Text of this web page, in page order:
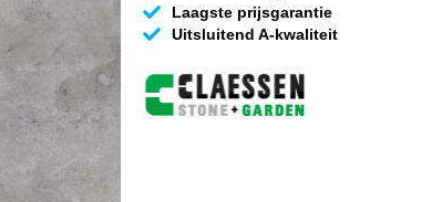
Laagste prijsgarantie
Uitsluitend A-kwaliteit